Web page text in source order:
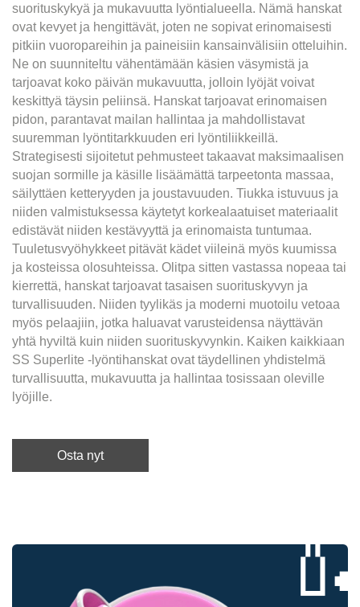
suorituskykyä ja mukavuutta lyöntialueella. Nämä hanskat
ovat kevyet ja hengittävät, joten ne sopivat erinomaisesti
pitkiin vuoropareihin ja paineisiin kansainvälisiin otteluihin.
Ne on suunniteltu vähentämään käsien väsymistä ja
tarjoavat koko päivän mukavuutta, jolloin lyöjät voivat
keskittyä täysin peliinsä. Hanskat tarjoavat erinomaisen
pidon, parantavat mailan hallintaa ja mahdollistavat
suuremman lyöntitarkkuuden eri lyöntiliikkeillä.
Strategisesti sijoitetut pehmusteet takaavat maksimaalisen
suojan sormille ja käsille lisäämättä tarpeetonta massaa,
säilyttäen ketteryyden ja joustavuuden. Tiukka istuvuus ja
niiden valmistuksessa käytetyt korkealaatuiset materiaalit
edistävät niiden kestävyyttä ja erinomaista tuntumaa.
Tuuletusvyöhykkeet pitävät kädet viileinä myös kuumissa
ja kosteissa olosuhteissa. Olitpa sitten vastassa nopeaa tai
kierrettä, hanskat tarjoavat tasaisen suorituskyvyn ja
turvallisuuden. Niiden tyylikäs ja moderni muotoilu vetoaa
myös pelaajiin, jotka haluavat varusteidensa näyttävän
yhtä hyviltä kuin niiden suorituskyvynkin. Kaiken kaikkiaan
SS Superlite -lyöntihanskat ovat täydellinen yhdistelmä
turvallisuutta, mukavuutta ja hallintaa tosissaan oleville
lyöjille.
Osta nyt